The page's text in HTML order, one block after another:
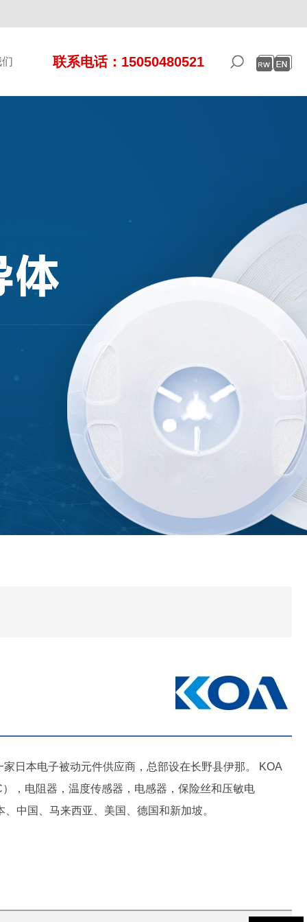
联系电话：15050480521
日本电子被动元件供应商，总部设在长野县伊那。 KOA
，电阻器，温度传感器，电感器，保险丝和压敏电
中国、马来西亚、美国、德国和新加坡。